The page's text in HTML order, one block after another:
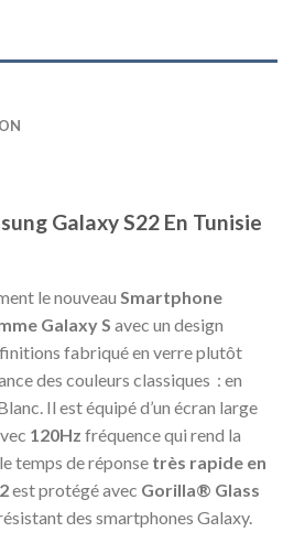
Galaxy S22 En Tunisie
le nouveau Smartphone
Galaxy S avec un design
fabriqué en verre plutôt
des couleurs classiques : en
Il est équipé d’un écran large
120Hz fréquence qui rend la
temps de réponse très rapide en
est protégé avec Gorilla® Glass
des smartphones Galaxy.